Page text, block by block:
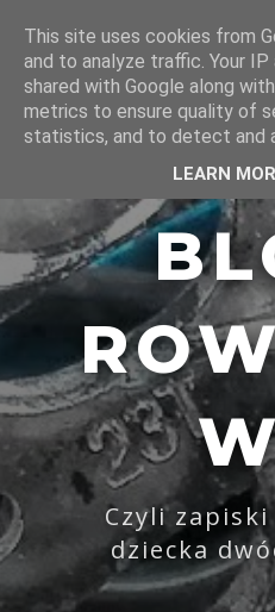
Czyli
dziecka
This site uses cookies from
and to analyze traffic. Your
shared with Google along
metrics to ensure quality of
statistics, and to detect and
LEARN